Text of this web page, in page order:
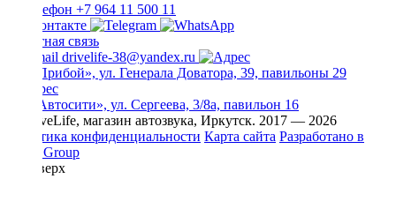
+7 964 11 500 11
Обратная связь
drivelife-38@yandex.ru
ТЦ «Прибой», ул. Генерала Доватора, 39, павильоны 29
ТЦ «Автосити», ул. Сергеева, 3/8а, павильон 16
© DriveLife, магазин автозвука, Иркутск. 2017 — 2026
Политика конфиденциальности Карта сайта Разработано в
Prime Group